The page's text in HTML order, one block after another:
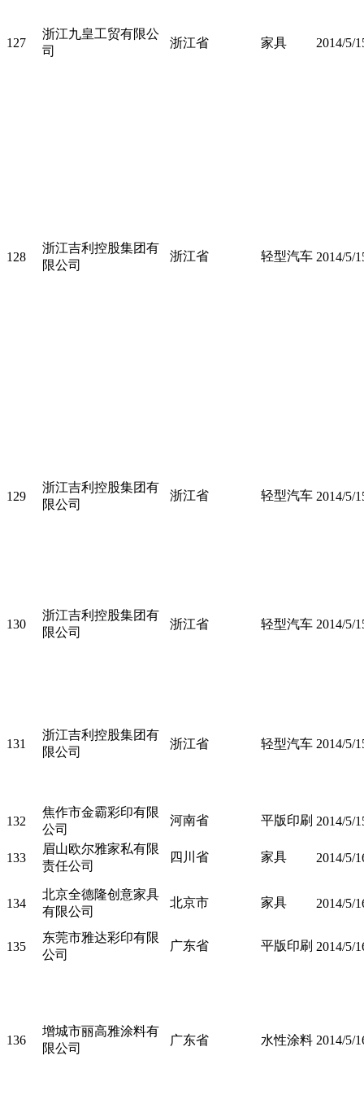
127
浙江九皇工贸有限公
司
浙江省 家具 2014/5/
128
浙江吉利控股集团有
限公司
浙江省 轻型汽车 2014/5/
129
浙江吉利控股集团有
限公司
浙江省 轻型汽车 2014/5/
130
浙江吉利控股集团有
限公司
浙江省 轻型汽车 2014/5/
131
浙江吉利控股集团有
限公司
浙江省 轻型汽车 2014/5/
132
焦作市金霸彩印有限
公司
河南省 平版印刷 2014/5/
133
眉山欧尔雅家私有限
责任公司
四川省 家具 2014/5/
134
北京全德隆创意家具
有限公司
北京市 家具 2014/5/
135
东莞市雅达彩印有限
公司
广东省 平版印刷 2014/5/
136
增城市丽高雅涂料有
限公司
广东省 水性涂料 2014/5/